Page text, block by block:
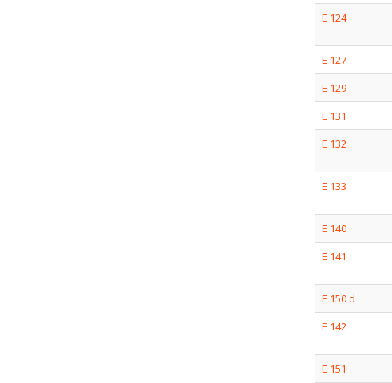
E 124
E 127
E 129
E 131
E 132
E 133
E 140
E 141
E 150 d
E 142
E 151